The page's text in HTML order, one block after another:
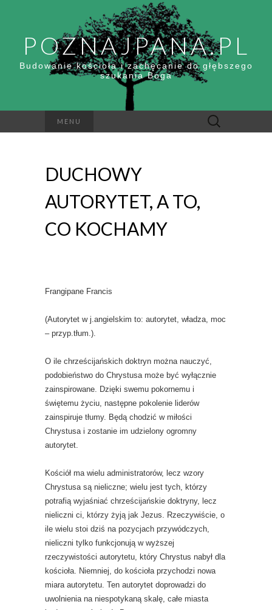
POZNAJPANA.PL
Budowanie kościoła i zachęcanie do głębszego
szukania Boga
MENU Szukaj:
DUCHOWY
AUTORYTET, A TO,
CO KOCHAMY
Frangipane Francis
(Autorytet w j.angielskim to: autorytet, władza, moc
– przyp.tłum.).
O ile chrześcijańskich doktryn można nauczyć,
podobieństwo do Chrystusa może być wyłącznie
zainspirowane. Dzięki swemu pokornemu i
świętemu życiu, następne pokolenie liderów
zainspiruje tłumy. Będą chodzić w miłości
Chrystusa i zostanie im udzielony ogromny
autorytet.
Kościół ma wielu administratorów, lecz wzory
Chrystusa są nieliczne; wielu jest tych, którzy
potrafią wyjaśniać chrześcijańskie doktryny, lecz
nieliczni ci, którzy żyją jak Jezus. Rzeczywiście, o
ile wielu stoi dziś na pozycjach przywódczych,
nieliczni tylko funkcjonują w wyższej
rzeczywistości autorytetu, który Chrystus nabył dla
kościoła. Niemniej, do kościoła przychodzi nowa
miara autorytetu. Ten autorytet doprowadzi do
uwolnienia na niespotykaną skalę, całe miasta